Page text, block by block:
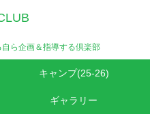
ら企画＆指導する倶楽部
キャンプ(25-26)
ギャラリー